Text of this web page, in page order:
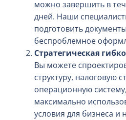
можно завершить в
дней. Наши
подготовить
беспроблемное
Стратегическая
Вы можете
структуру, налоговую
операционную
максимально
условия для бизнеса и